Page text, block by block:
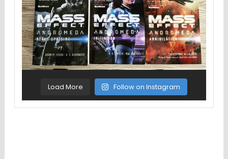
Load More Follow on Instagram